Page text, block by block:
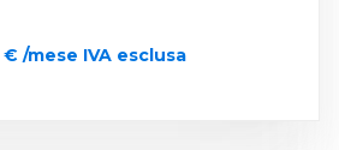
€ /mese IVA esclusa